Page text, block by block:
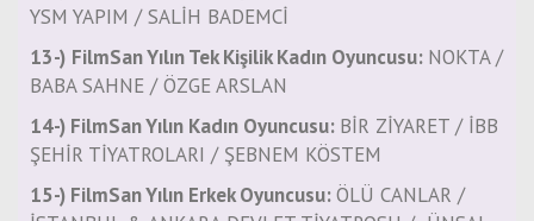
YSM YAPIM / SALİH BADEMCİ
13-) FilmSan Yılın Tek Kişilik Kadın Oyuncusu: NOKTA /
BABA SAHNE / ÖZGE ARSLAN
14-) FilmSan Yılın Kadın Oyuncusu: BİR ZİYARET / İBB
ŞEHİR TİYATROLARI / ŞEBNEM KÖSTEM
15-) FilmSan Yılın Erkek Oyuncusu:ÖLÜ CANLAR /